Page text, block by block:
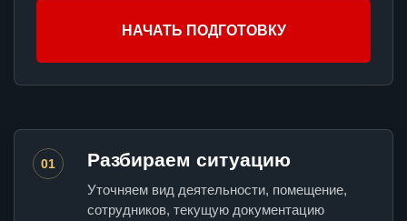
НАЧАТЬ ПОДГОТОВКУ
01 Разбираем ситуацию
Уточняем вид деятельности, помещение,
сотрудников, текущую документацию